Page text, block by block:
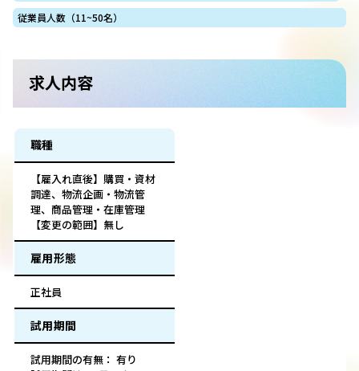
従業員人数（11~50名）
求人内容
職種
【雇入れ直後】購買・資材
調達、物流企画・物流管
理、商品管理・在庫管理
【変更の範囲】無し
雇用形態
正社員
試用期間
試用期間の有無： 有り